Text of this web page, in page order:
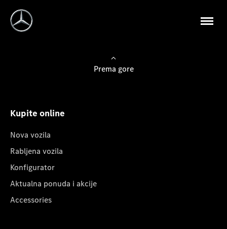
Prema gore
Kupite online
Nova vozila
Rabljena vozila
Konfigurator
Aktualna ponuda i akcije
Accessories